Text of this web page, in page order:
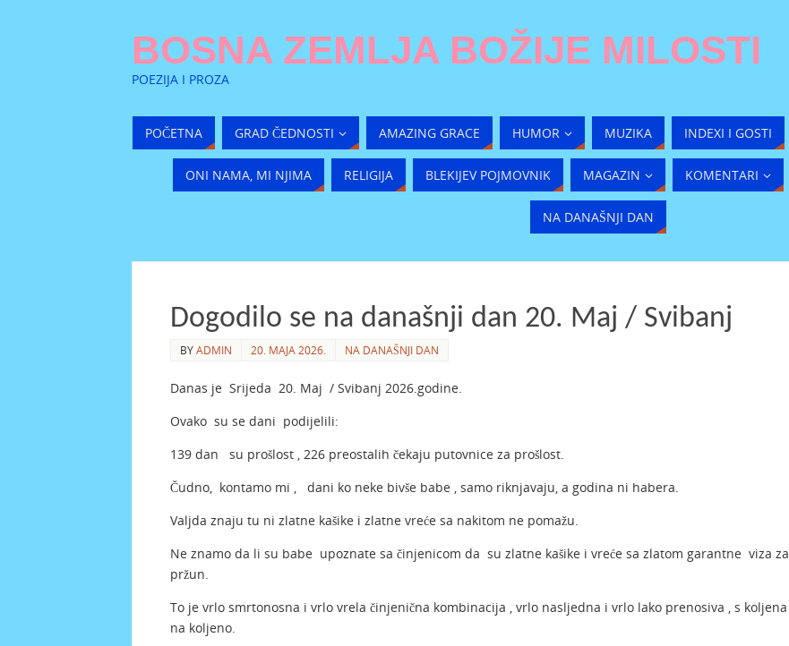
BOSNA ZEMLJA BOŽIJE MILOSTI
POEZIJA I PROZA
POČETNA GRAD ČEDNOSTI AMAZING GRACE HUMOR MUZIKA INDEXI I GOSTI
ONI NAMA, MI NJIMA RELIGIJA BLEKIJEV POJMOVNIK MAGAZIN KOMENTARI
NA DANAŠNJI DAN
Dogodilo se na današnji dan 20. Maj / Svibanj
BYADMIN 20. MAJA 2026. NA DANAŠNJI DAN
Danas je Srijeda 20. Maj / Svibanj 2026.godine.
Ovako su se dani podijelili:
139 dan su prošlost , 226 preostalih čekaju putovnice za prošlost.
Čudno, kontamo mi , dani ko neke bivše babe , samo riknjavaju, a godina ni habera.
Valjda znaju tu ni zlatne kašike i zlatne vreće sa nakitom ne pomažu.
Ne znamo da li su babe upoznate sa činjenicom da su zlatne kašike i vreće sa zlatom garantne viza za
pržun.
To je vrlo smrtonosna i vrlo vrela činjenična kombinacija , vrlo nasljedna i vrlo lako prenosiva , s koljena
na koljeno.